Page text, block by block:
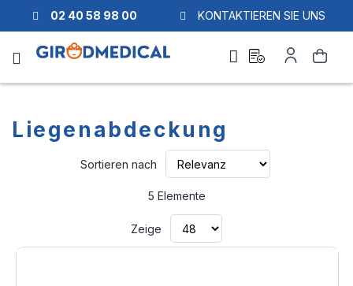
02 40 58 98 00 KONTAKTIEREN SIE UNS
Suche
quote
Konto
Liegenabdeckung
Sortieren nach
5 Elemente
Zeige